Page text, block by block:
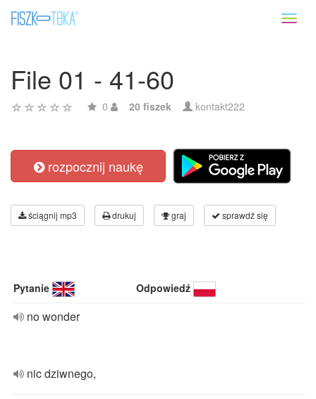
File 01 - 41-60
0 20 fiszek kontakt222
rozpocznij naukę
ściągnij mp3 drukuj graj sprawdź się
Pytanie Odpowiedź
no wonder
nic dziwnego,